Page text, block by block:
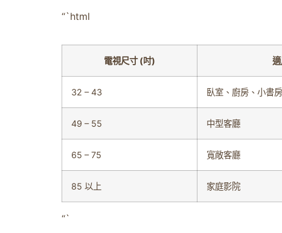
“`html
電視尺寸 (吋)
32 – 43 臥室、廚房、小書房
49 – 55 中型客廳
65 – 75 寬敞客廳
85 以上 家庭影院
“`